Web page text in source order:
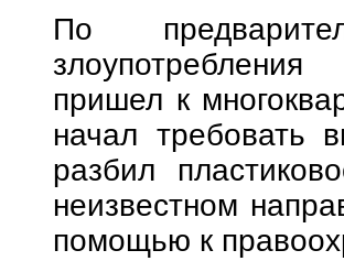
По
пришел к
начал требовать
разбил
неизвестном
помощью к